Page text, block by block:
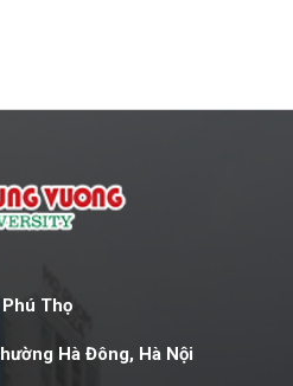
Thọ
Hà Đông, Hà Nội